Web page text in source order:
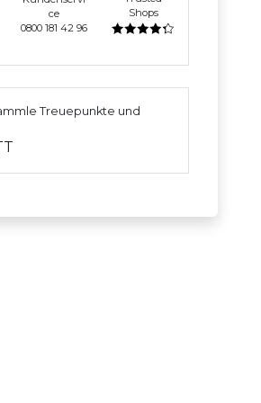
ce
0800 181 42 96
Shops
Treuepunkte und